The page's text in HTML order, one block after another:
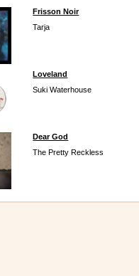
Frisson Noir
Tarja
Loveland
Suki Waterhouse
Dear God
The Pretty Reckless